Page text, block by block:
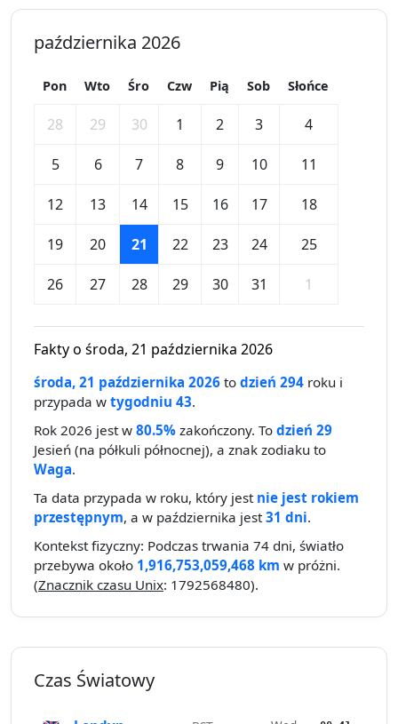
października 2026
Pon Wto Śro Czw Pią Sob Słońce
28 29 30 1 2 3 4
5 6 7 8 9 10 11
12 13 14 15 16 17 18
19 20 21 22 23 24 25
26 27 28 29 30 31 1
Fakty o środa, 21 października 2026
środa, 21 października 2026 to dzień 294 roku i
przypada w tygodniu 43.
Rok 2026 jest w 80.5% zakończony. To dzień 29
Jesień (na półkuli północnej), a znak zodiaku to
Waga.
Ta data przypada w roku, który jest nie jest rokiem
przestępnym, a w października jest31 dni.
Kontekst fizyczny: Podczas trwania 74 dni, światło
przebywa około 1,916,753,059,468 km w próżni.
(Znacznik czasu Unix: 1792568480).
Czas Światowy